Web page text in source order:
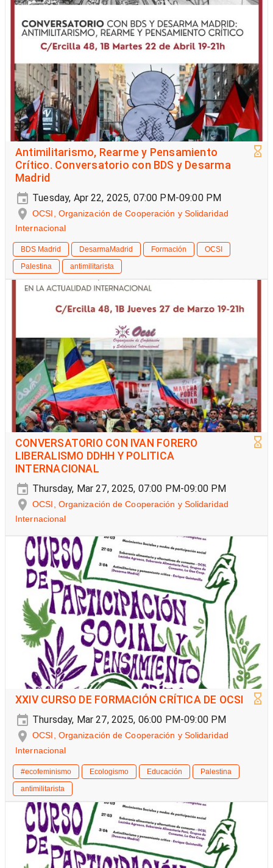
Antimilitarismo, Rearme y Pensamiento
Crítico. Conversatorio con BDS y Desarma
Madrid
Tuesday, Apr 22, 2025, 07:00 PM-09:00 PM
OCSI, Organización de Cooperación y Solidaridad
Internacional
BDS Madrid DesarmaMadrid Formación
OCSI
Palestina
antimilitarista
CONVERSATORIO CON IVAN FORERO
LIBERALISMO DDHH Y POLITICA
INTERNACIONAL
Thursday, Mar 27, 2025, 07:00 PM-09:00 PM
OCSI, Organización de Cooperación y Solidaridad
Internacional
XXIV CURSO DE FORMACIÓN CRÍTICA DE OCSI
Thursday, Mar 27, 2025, 06:00 PM-09:00 PM
OCSI, Organización de Cooperación y Solidaridad
Internacional
#ecofeminismo Ecologismo Educación
Palestina
antimilitarista